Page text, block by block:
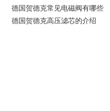
德国贺德克常见电磁阀有哪些
德国贺德克高压滤芯的介绍